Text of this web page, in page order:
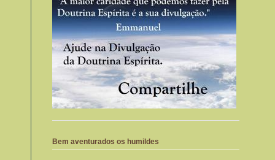
Bem aventurados os humildes